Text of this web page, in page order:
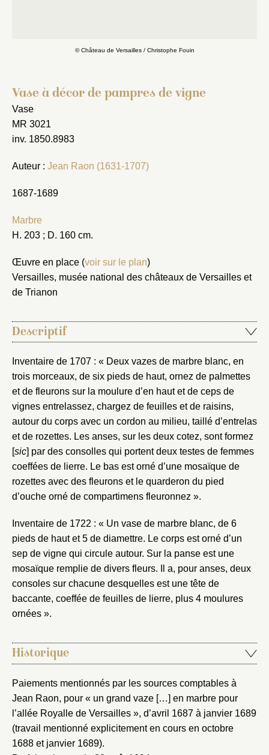
© Château de Versailles / Christophe Fouin
Vase à décor de pampres de vigne
Vase
MR 3021
inv. 1850.8983
Auteur : Jean Raon (1631-1707)
1687-1689
Marbre
H. 203 ; D. 160 cm.
Œuvre en place (voir sur le plan)
Versailles, musée national des châteaux de Versailles et
de Trianon
Descriptif
Inventaire de 1707 : « Deux vazes de marbre blanc, en
trois morceaux, de six pieds de haut, ornez de palmettes
et de fleurons sur la moulure d’en haut et de ceps de
vignes entrelassez, chargez de feuilles et de raisins,
autour du corps avec un cordon au milieu, taillé d’entrelas
et de rozettes. Les anses, sur les deux cotez, sont formez
sic ] par des consolles qui portent deux testes de femmes
coeffées de lierre. Le bas est orné d’une mosaïque de
rozettes avec des fleurons et le quarderon du pied
d’ouche orné de compartimens fleuronnez ».
Inventaire de 1722 : « Un vase de marbre blanc, de 6
pieds de haut et 5 de diamettre. Le corps est orné d’un
sep de vigne qui circule autour. Sur la panse est une
mosaïque remplie de divers fleurs. Il a, pour anses, deux
consoles sur chacune desquelles est une tête de
baccante, coeffée de feuilles de lierre, plus 4 moulures
ornées ».
Historique
Paiements mentionnés par les sources comptables à
Jean Raon, pour « un grand vaze […] en marbre pour
l’allée Royalle de Versailles », d’avril 1687 à janvier 1689
(travail mentionné explicitement en cours en octobre
1688 et janvier 1689).